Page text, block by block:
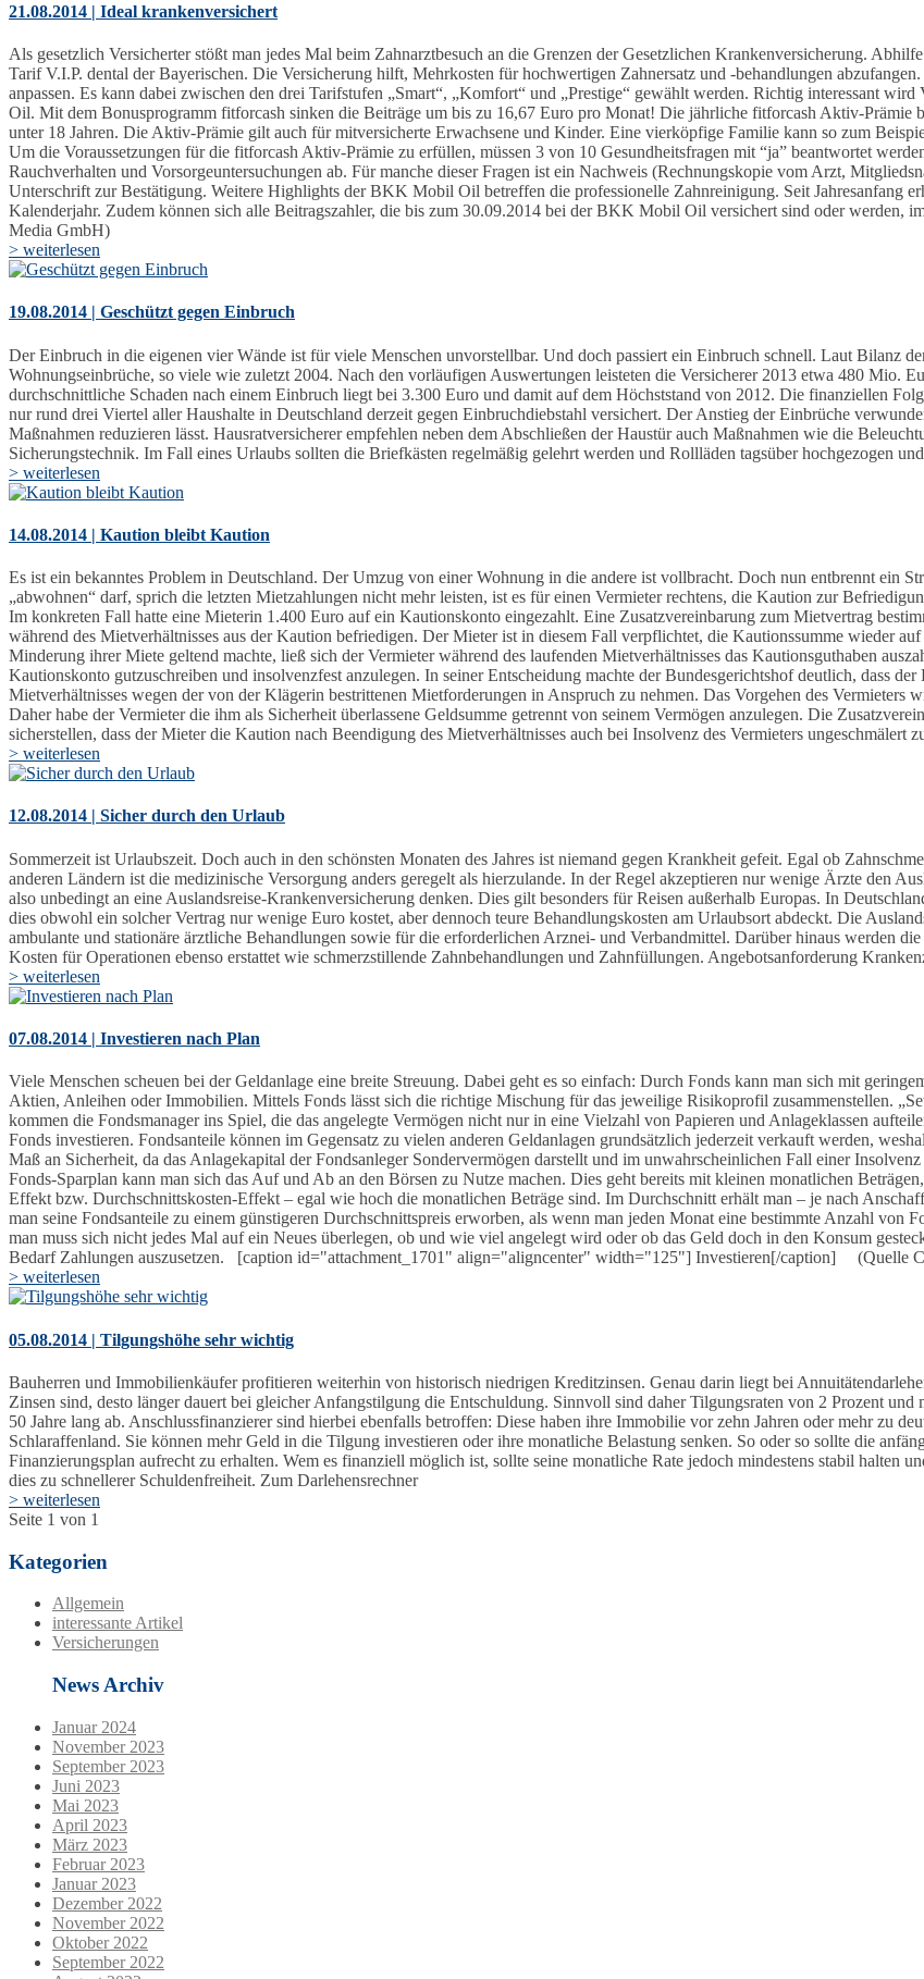
21.08.2014 | Ideal krankenversichert
Als gesetzlich Versicherter stößt man jedes Mal beim Zahnarztbesuch an die Grenzen der Gesetzlichen Krankenversicherung.
Tarif V.I.P. dental der Bayerischen. Die Versicherung hilft, Mehrkosten für hochwertigen Zahnersatz und -behandlungen
anpassen. Es kann dabei zwischen den drei Tarifstufen „Smart“, „Komfort“ und „Prestige“ gewählt werden. Richtig interessant
Oil. Mit dem Bonusprogramm fitforcash sinken die Beiträge um bis zu 16,67 Euro pro Monat! Die jährliche fitforcash Aktiv-Prämie
unter 18 Jahren. Die Aktiv-Prämie gilt auch für mitversicherte Erwachsene und Kinder. Eine vierköpfige Familie kann so zum
Um die Voraussetzungen für die fitforcash Aktiv-Prämie zu erfüllen, müssen 3 von 10 Gesundheitsfragen mit “ja” beantwortet
Rauchverhalten und Vorsorgeuntersuchungen ab. Für manche dieser Fragen ist ein Nachweis (Rechnungskopie vom Arzt,
Unterschrift zur Bestätigung. Weitere Highlights der BKK Mobil Oil betreffen die professionelle Zahnreinigung. Seit Jahresanfang
Kalenderjahr. Zudem können sich alle Beitragszahler, die bis zum 30.09.2014 bei der BKK Mobil Oil versichert sind oder werden,
Media GmbH)
> weiterlesen
19.08.2014 | Geschützt gegen Einbruch
Der Einbruch in die eigenen vier Wände ist für viele Menschen unvorstellbar. Und doch passiert ein Einbruch schnell. Laut Bilanz
Wohnungseinbrüche, so viele wie zuletzt 2004. Nach den vorläufigen Auswertungen leisteten die Versicherer 2013 etwa 480 Mio.
durchschnittliche Schaden nach einem Einbruch liegt bei 3.300 Euro und damit auf dem Höchststand von 2012. Die finanziellen
nur rund drei Viertel aller Haushalte in Deutschland derzeit gegen Einbruchdiebstahl versichert. Der Anstieg der Einbrüche
Maßnahmen reduzieren lässt. Hausratversicherer empfehlen neben dem Abschließen der Haustür auch Maßnahmen wie die
Sicherungstechnik. Im Fall eines Urlaubs sollten die Briefkästen regelmäßig gelehrt werden und Rollläden tagsüber hochgezogen
> weiterlesen
14.08.2014 | Kaution bleibt Kaution
Es ist ein bekanntes Problem in Deutschland. Der Umzug von einer Wohnung in die andere ist vollbracht. Doch nun entbrennt ein
„abwohnen“ darf, sprich die letzten Mietzahlungen nicht mehr leisten, ist es für einen Vermieter rechtens, die Kaution zur
Im konkreten Fall hatte eine Mieterin 1.400 Euro auf ein Kautionskonto eingezahlt. Eine Zusatzvereinbarung zum Mietvertrag
während des Mietverhältnisses aus der Kaution befriedigen. Der Mieter ist in diesem Fall verpflichtet, die Kautionssumme wieder
Minderung ihrer Miete geltend machte, ließ sich der Vermieter während des laufenden Mietverhältnisses das Kautionsguthaben
Kautionskonto gutzuschreiben und insolvenzfest anzulegen. In seiner Entscheidung machte der Bundesgerichtshof deutlich, dass
Mietverhältnisses wegen der von der Klägerin bestrittenen Mietforderungen in Anspruch zu nehmen. Das Vorgehen des
Daher habe der Vermieter die ihm als Sicherheit überlassene Geldsumme getrennt von seinem Vermögen anzulegen. Die
sicherstellen, dass der Mieter die Kaution nach Beendigung des Mietverhältnisses auch bei Insolvenz des Vermieters ungeschmälert
> weiterlesen
12.08.2014 | Sicher durch den Urlaub
Sommerzeit ist Urlaubszeit. Doch auch in den schönsten Monaten des Jahres ist niemand gegen Krankheit gefeit. Egal ob
anderen Ländern ist die medizinische Versorgung anders geregelt als hierzulande. In der Regel akzeptieren nur wenige Ärzte den
also unbedingt an eine Auslandsreise-Krankenversicherung denken. Dies gilt besonders für Reisen außerhalb Europas. In
dies obwohl ein solcher Vertrag nur wenige Euro kostet, aber dennoch teure Behandlungskosten am Urlaubsort abdeckt. Die
ambulante und stationäre ärztliche Behandlungen sowie für die erforderlichen Arznei- und Verbandmittel. Darüber hinaus werden
Kosten für Operationen ebenso erstattet wie schmerzstillende Zahnbehandlungen und Zahnfüllungen. Angebotsanforderung
> weiterlesen
07.08.2014 | Investieren nach Plan
Viele Menschen scheuen bei der Geldanlage eine breite Streuung. Dabei geht es so einfach: Durch Fonds kann man sich mit
Aktien, Anleihen oder Immobilien. Mittels Fonds lässt sich die richtige Mischung für das jeweilige Risikoprofil zusammenstellen.
kommen die Fondsmanager ins Spiel, die das angelegte Vermögen nicht nur in eine Vielzahl von Papieren und Anlageklassen
Fonds investieren. Fondsanteile können im Gegensatz zu vielen anderen Geldanlagen grundsätzlich jederzeit verkauft werden,
Maß an Sicherheit, da das Anlagekapital der Fondsanleger Sondervermögen darstellt und im unwahrscheinlichen Fall einer
Fonds-Sparplan kann man sich das Auf und Ab an den Börsen zu Nutze machen. Dies geht bereits mit kleinen monatlichen
Effekt bzw. Durchschnittskosten-Effekt – egal wie hoch die monatlichen Beträge sind. Im Durchschnitt erhält man – je nach
man seine Fondsanteile zu einem günstigeren Durchschnittspreis erworben, als wenn man jeden Monat eine bestimmte Anzahl von
man muss sich nicht jedes Mal auf ein Neues überlegen, ob und wie viel angelegt wird oder ob das Geld doch in den Konsum
Bedarf Zahlungen auszusetzen. [caption id="attachment_1701" align="aligncenter" width="125"] Investieren[/caption] (Quelle
> weiterlesen
05.08.2014 | Tilgungshöhe sehr wichtig
Bauherren und Immobilienkäufer profitieren weiterhin von historisch niedrigen Kreditzinsen. Genau darin liegt bei
Zinsen sind, desto länger dauert bei gleicher Anfangstilgung die Entschuldung. Sinnvoll sind daher Tilgungsraten von 2 Prozent
50 Jahre lang ab. Anschlussfinanzierer sind hierbei ebenfalls betroffen: Diese haben ihre Immobilie vor zehn Jahren oder mehr zu
Schlaraffenland. Sie können mehr Geld in die Tilgung investieren oder ihre monatliche Belastung senken. So oder so sollte die
Finanzierungsplan aufrecht zu erhalten. Wem es finanziell möglich ist, sollte seine monatliche Rate jedoch mindestens stabil halten
dies zu schnellerer Schuldenfreiheit. Zum Darlehensrechner
> weiterlesen
Seite 1 von 1
Kategorien
Allgemein
interessante Artikel
Versicherungen
News Archiv
Januar 2024
November 2023
September 2023
Juni 2023
Mai 2023
April 2023
März 2023
Februar 2023
Januar 2023
Dezember 2022
November 2022
Oktober 2022
September 2022